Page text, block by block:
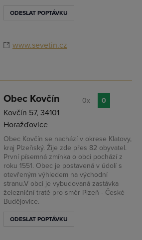
ODESLAT POPTÁVKU
www.sevetin.cz
Obec Kovčín
Kovčín 57, 34101
Horažďovice
Obec Kovčín se nachází v okrese Klatovy,
kraj Plzeňský. Žije zde přes 82 obyvatel.
První písemná zmínka o obci pochází z
roku 1551. Obec je postavená v údolí s
otevřeným výhledem na východní
stranu.V obci je vybudovaná zastávka
železniční tratě pro směr Plzeň - České
Budějovice.
ODESLAT POPTÁVKU
0x 0